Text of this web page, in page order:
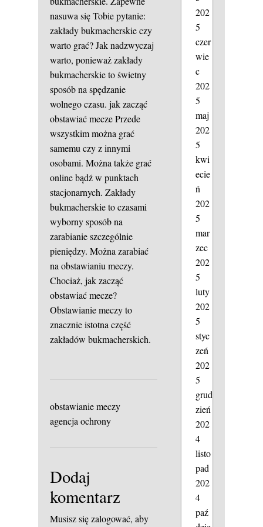
nasuwa się Tobie pytanie:
zakłady bukmacherskie czy
warto grać? Jak nadzwyczaj
warto, ponieważ zakłady
bukmacherskie to świetny
sposób na spędzanie
wolnego czasu. jak zacząć
obstawiać meczePrzede
wszystkim można grać
samemu czy z innymi
osobami. Można także grać
online bądź w punktach
stacjonarnych. Zakłady
bukmacherskie to czasami
wyborny sposób na
zarabianie szczególnie
pieniędzy. Można zarabiać
na obstawianiu meczy.
Chociaż, jak zacząć
obstawiać mecze?
Obstawianie meczy to
znacznie istotna część
zakładów bukmacherskich.
obstawianie meczy
agencja ochrony
Dodaj
komentarz
Musisz sięzalogować, aby
202
5
czer
wie
c
202
5
maj
202
5
kwi
ecie
ń
202
5
mar
zec
202
5
luty
202
5
styc
zeń
202
5
grud
zień
202
4
listo
pad
202
4
paź